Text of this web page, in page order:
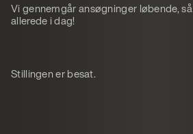
Vi gennemgår ansøgninger løbende,
allerede i dag!
Stillingen er besat.